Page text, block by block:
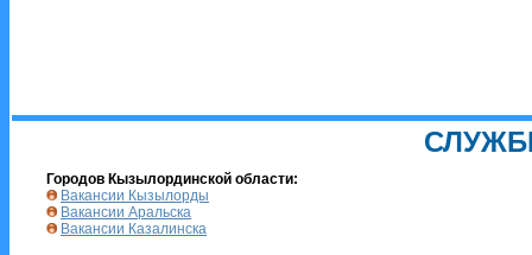
Городов Кызылординской области:
Вакансии Кызылорды
Вакансии Аральска
Вакансии Казалинска